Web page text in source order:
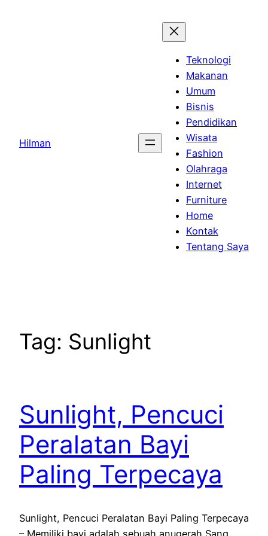
Hilman
Teknologi
Makanan
Umum
Bisnis
Pendidikan
Wisata
Fashion
Olahraga
Internet
Furniture
Home
Kontak
Tentang Saya
Tag: Sunlight
Sunlight, Pencuci
Peralatan Bayi
Paling Terpecaya
Sunlight, Pencuci Peralatan Bayi Paling Terpecaya
– Memiliki bayi adalah sebuah anugerah Sang